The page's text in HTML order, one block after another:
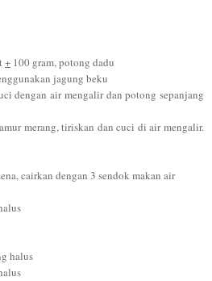
+ 100 gram, potong dadu
jagung beku
dengan air mengalir dan potong sepanjang
merang, tiriskan dan cuci di air mengalir.
cairkan dengan 3 sendok makan air
halus